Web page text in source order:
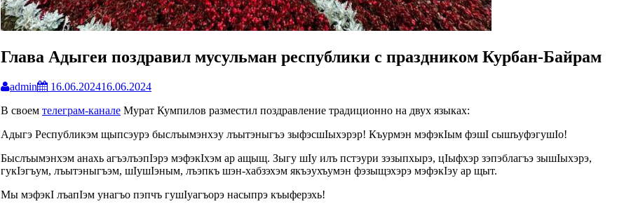
Глава Адыгеи поздравил мусульман республики с праздником Курбан-Байрам
admin 16.06.202416.06.2024
В своем телеграм-канале Мурат Кумпилов разместил поздравление традиционно на двух языках:
Адыгэ Республикэм щыпсэурэ быслъымэнхэу лъытэныгъэ зыфэсшIыхэрэр! Къурмэн мэфэкIым фэшI сышъуфэгушIо!
Быслъымэнхэм анахь агъэлъэпIэрэ мэфэкIхэм ар ащыщ. Зыгу шIу илъ пстэури зэзыпхырэ, цIыфхэр зэпэблагъэ зышIыхэрэ,
гукIэгъум, лъытэныгъэм, шIушIэным, лъэпкъ шэн-хабзэхэм якъэухъумэн фэзыщэхэрэ мэфэкIэу ар щыт.
Мы мэфэкI лъапIэм унагъо пэпчъ гушIуагъорэ насыпрэ къыферэхь!